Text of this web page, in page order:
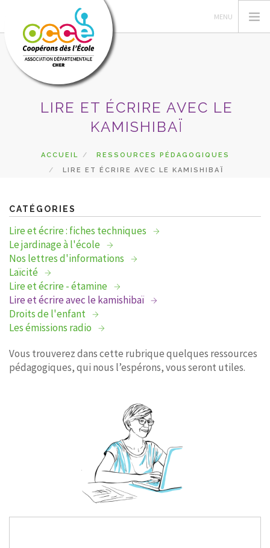
ACTIONS PÉDAGOGIQUES
PRETS
RECHERCHER
CONTACT
LIRE ET ÉCRIRE AVEC LE
KAMISHIBAÏ
ACCUEIL
RESSOURCES PÉDAGOGIQUES
LIRE ET ÉCRIRE AVEC LE KAMISHIBAÏ
CATÉGORIES
Lire et écrire : fiches techniques
Le jardinage à l'école
Nos lettres d'informations
Laïcité
Lire et écrire - étamine
Lire et écrire avec le kamishibaï
Droits de l'enfant
Les émissions radio
Vous trouverez dans cette rubrique quelques ressources
pédagogiques, qui nous l’espérons, vous seront utiles.